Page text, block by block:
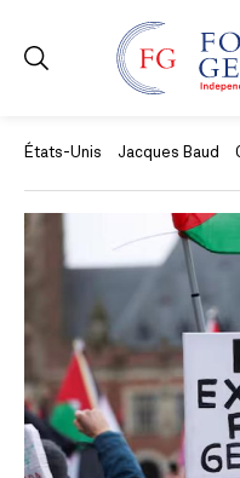
États-Unis Jacques Baud